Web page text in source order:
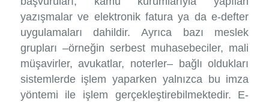
yazışmalar ve elektronik fatura ya da e-defter
uygulamaları dahildir. Ayrıca bazı meslek
grupları –örneğin serbest muhasebeciler, mali
müşavirler, avukatlar, noterler– bağlı oldukları
sistemlerde işlem yaparken yalnızca bu imza
yöntemi ile işlem gerçekleştirebilmektedir. E-